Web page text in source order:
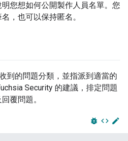
您想如何公開製作人員名單。您
，也可以保持匿名。
到的問題分類，並指派到適當的
Security 的建議，排定問題
覆問題。
bug_report code edit